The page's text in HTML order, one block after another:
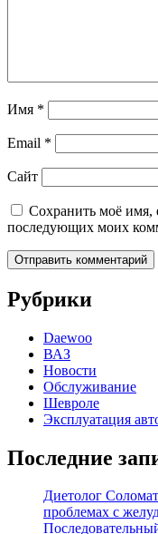
Имя *
Email *
Сайт
Сохранить моё имя,
последующих моих
Рубрики
Daewoo
ВАЗ
Новости
Обслуживание
Шевроле
Эксплуатация
Последние
Диетолог
проблемах с